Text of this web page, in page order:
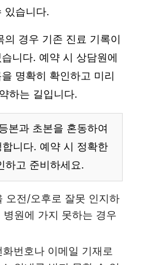
있습니다.
경우 기존 진료 기록이
니다. 예약 시 상담원에
명확히 확인하고 미리
하는 길입니다.
본과 초본을 혼동하여
니다. 예약 시 정확한
하고 준비하세요.
오전/오후로 잘못 인지하
원에 가지 못하는 경우
화번호나 이메일 기재로